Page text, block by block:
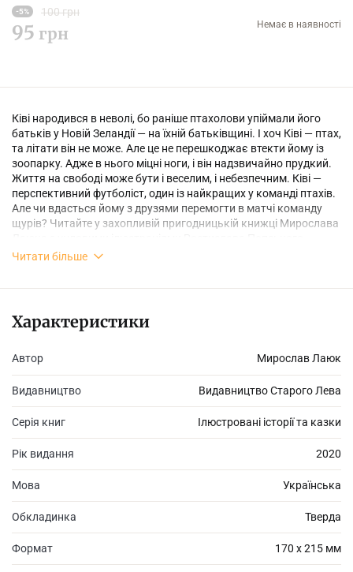
-5% 100 грн
95 грн Немає в наявності
Ківі народився в неволі, бо раніше птахолови упіймали його
батьків у Новій Зеландії — на їхній батьківщині. І хоч Ківі — птах,
та літати він не може. Але це не перешкоджає втекти йому із
зоопарку. Адже в нього міцні ноги, і він надзвичайно прудкий.
Життя на свободі може бути і веселим, і небезпечним. Ківі —
перспективний футболіст, один із найкращих у команді птахів.
Але чи вдасться йому з друзями перемогти в матчі команду
щурів? Читайте у захопливій пригодницькій книжці Мирослава
Читати більше
Характеристики
Автор Мирослав Лаюк
Видавництво Видавництво Старого Лева
Серія книг Ілюстровані історії та казки
Рік видання 2020
Мова Українська
Обкладинка Тверда
Формат 170 х 215 мм